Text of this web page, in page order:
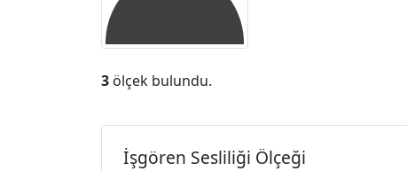
3 ölçek bulundu.
İşgören Sesliliği Ölçeği